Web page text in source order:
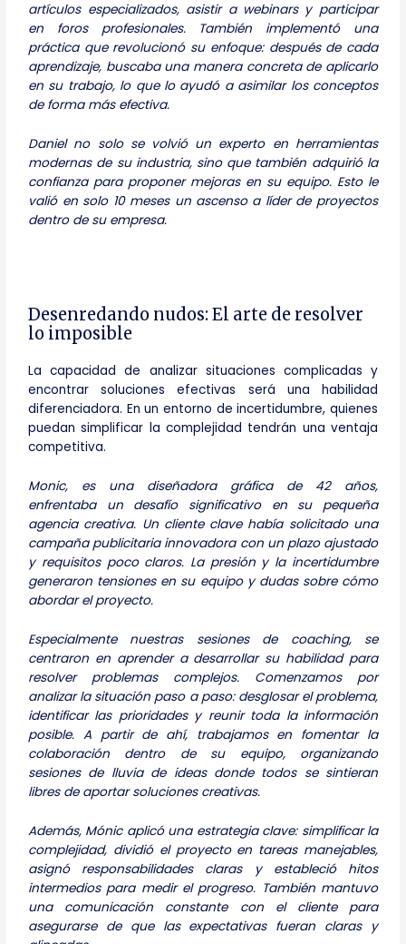
artículos especializados, asistir a webinars y participar
en foros profesionales. También implementó una
práctica que revolucionó su enfoque: después de cada
aprendizaje, buscaba una manera concreta de aplicarlo
en su trabajo, lo que lo ayudó a asimilar los conceptos
de forma más efectiva.
Daniel no solo se volvió un experto en herramientas
modernas de su industria, sino que también adquirió la
confianza para proponer mejoras en su equipo. Esto le
valió en solo 10 meses un ascenso a líder de proyectos
dentro de su empresa.
Desenredando nudos: El arte de resolver
lo imposible
La capacidad de analizar situaciones complicadas y
encontrar soluciones efectivas será una habilidad
diferenciadora. En un entorno de incertidumbre, quienes
puedan simplificar la complejidad tendrán una ventaja
competitiva.
Monic, es una diseñadora gráfica de 42 años,
enfrentaba un desafío significativo en su pequeña
agencia creativa. Un cliente clave había solicitado una
campaña publicitaria innovadora con un plazo ajustado
y requisitos poco claros. La presión y la incertidumbre
generaron tensiones en su equipo y dudas sobre cómo
abordar el proyecto.
Especialmente nuestras sesiones de coaching, se
centraron en aprender a desarrollar su habilidad para
resolver problemas complejos. Comenzamos por
analizar la situación paso a paso: desglosar el problema,
identificar las prioridades y reunir toda la información
posible. A partir de ahí, trabajamos en fomentar la
colaboración dentro de su equipo, organizando
sesiones de lluvia de ideas donde todos se sintieran
libres de aportar soluciones creativas.
Además, Mónic aplicó una estrategia clave: simplificar la
complejidad, dividió el proyecto en tareas manejables,
asignó responsabilidades claras y estableció hitos
intermedios para medir el progreso. También mantuvo
una comunicación constante con el cliente para
asegurarse de que las expectativas fueran claras y